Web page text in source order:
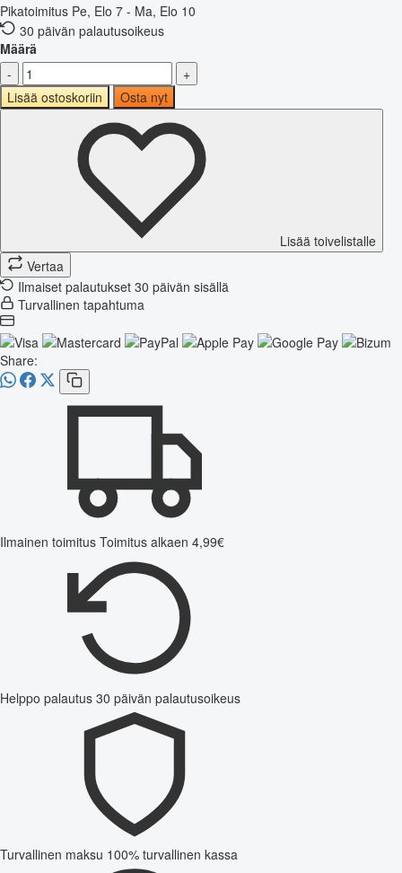
Pikatoimitus Pe, Elo 7 - Ma, Elo 10
30 päivän palautusoikeus
Määrä
-
+
Lisää ostoskoriin
Osta nyt
Lisää toivelistalle
Vertaa
Ilmaiset palautukset 30 päivän sisällä
Turvallinen tapahtuma
Share:
Ilmainen toimitus Toimitus alkaen 4,99€
Helppo palautus 30 päivän palautusoikeus
Turvallinen maksu 100% turvallinen kassa